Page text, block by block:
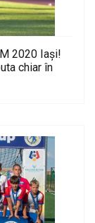
2020 Iași!
chiar în